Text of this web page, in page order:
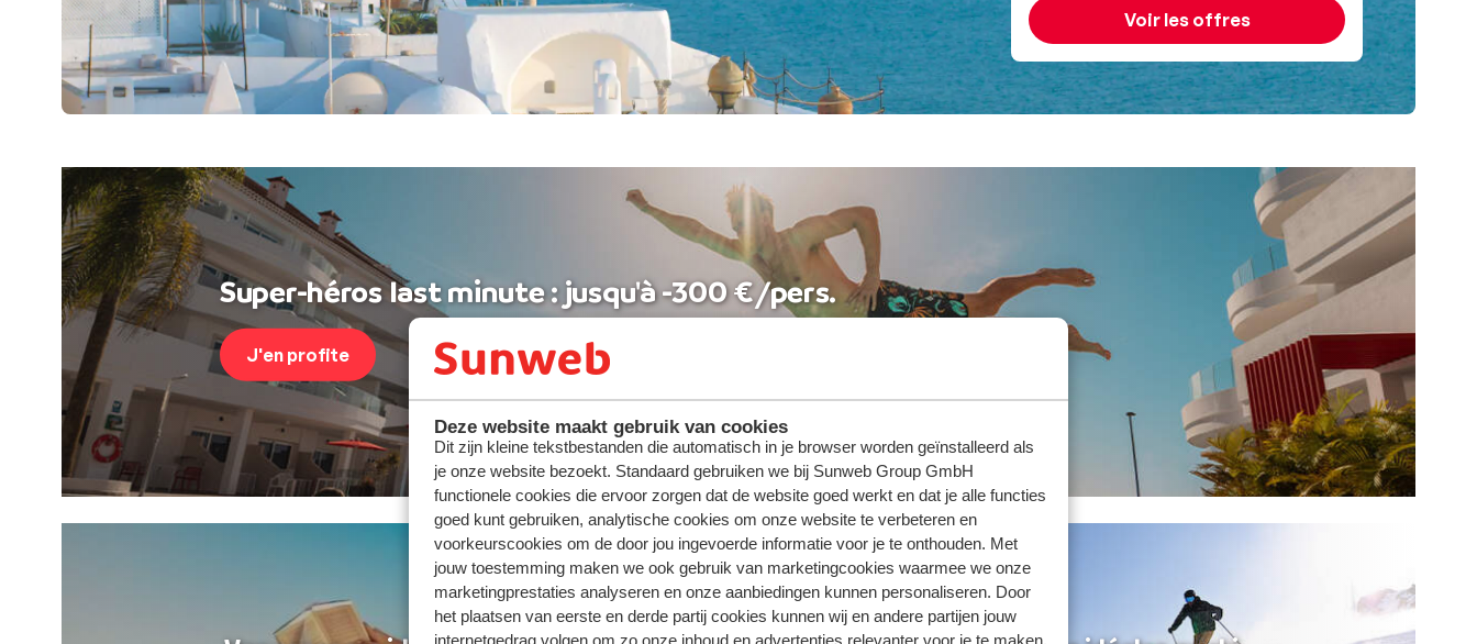
Deze website maakt gebruik van cookies
Dit zijn kleine tekstbestanden die automatisch in je browser worden geïnstalleerd als
je onze website bezoekt. Standaard gebruiken we bij Sunweb Group GmbH
functionele cookies die ervoor zorgen dat de website goed werkt en dat je alle functies
goed kunt gebruiken, analytische cookies om onze website te verbeteren en
voorkeurscookies om de door jou ingevoerde informatie voor je te onthouden. Met
jouw toestemming maken we ook gebruik van marketingcookies waarmee we onze
marketingprestaties analyseren en onze aanbiedingen kunnen personaliseren. Door
het plaatsen van eerste en derde partij cookies kunnen wij en andere partijen jouw
internetgedrag volgen om zo onze inhoud en advertenties relevanter voor je te maken.
Voir les offres
Super-héros last minute : jusqu'à -300 €/pers.
J'en profite